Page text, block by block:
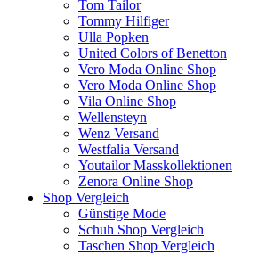
Tom Tailor
Tommy Hilfiger
Ulla Popken
United Colors of Benetton
Vero Moda Online Shop
Vero Moda Online Shop
Vila Online Shop
Wellensteyn
Wenz Versand
Westfalia Versand
Youtailor Masskollektionen
Zenora Online Shop
Shop Vergleich
Günstige Mode
Schuh Shop Vergleich
Taschen Shop Vergleich